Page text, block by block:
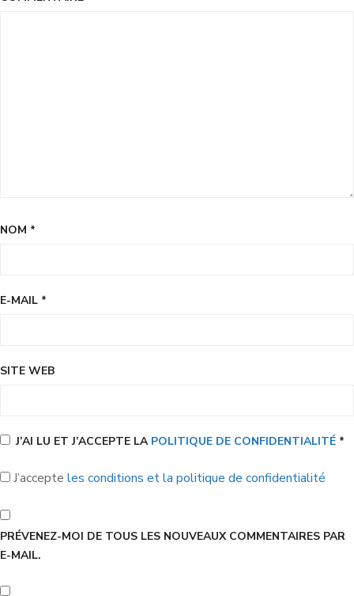
NOM *
E-MAIL *
SITE WEB
J’AI LU ET J’ACCEPTE LA POLITIQUE DE CONFIDENTIALITÉ *
J’accepte les conditions et la politique de confidentialité
PRÉVENEZ-MOI DE TOUS LES NOUVEAUX COMMENTAIRES PAR
E-MAIL.